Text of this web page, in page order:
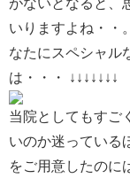
いりますよね・・
なたにスペシャル
は・・・ ↓↓↓↓↓↓↓
当院としてもすご
いのか迷っている
をご用意したのに